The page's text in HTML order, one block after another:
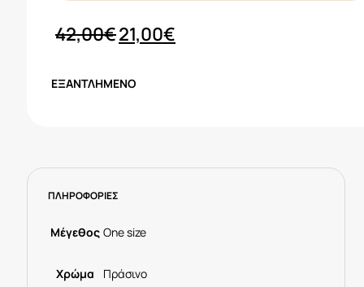
42,00€Original
was:
21,00€
ΕΞΑΝΤΛΗΜΈΝΟ
ΠΛΗΡΟΦΟΡΙΕΣ
Μέγεθος One size
Χρώμα Πράσινο